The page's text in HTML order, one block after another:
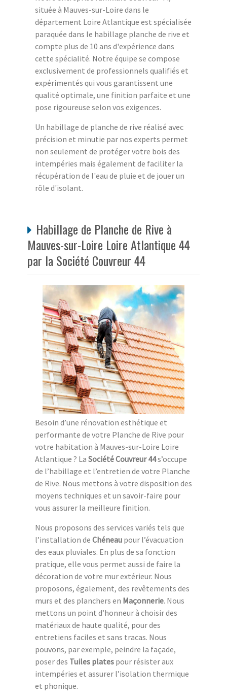
située à Mauves-sur-Loire dans le
département Loire Atlantique est spécialisée
paraquée dans le habillage planche de rive et
compte plus de 10 ans d'expérience dans
cette spécialité. Notre équipe se compose
exclusivement de professionnels qualifiés et
expérimentés qui vous garantissent une
qualité optimale, une finition parfaite et une
pose rigoureuse selon vos exigences.
Un habillage de planche de rive réalisé avec
précision et minutie par nos experts permet
non seulement de protéger votre bois des
intempéries mais également de faciliter la
récupération de l'eau de pluie et de jouer un
rôle d'isolant.
Habillage de Planche de Rive à
Mauves-sur-Loire Loire Atlantique 44
par la Société Couvreur 44
Besoin d’une rénovation esthétique et
performante de votre Planche de Rive pour
votre habitation à Mauves-sur-Loire Loire
Atlantique ? La Société Couvreur 44s’occupe
de l’habillage et l’entretien de votre Planche
de Rive. Nous mettons à votre disposition des
moyens techniques et un savoir-faire pour
vous assurer la meilleure finition.
Nous proposons des services variés tels que
l’installation de Chéneau pour l’évacuation
des eaux pluviales. En plus de sa fonction
pratique, elle vous permet aussi de faire la
décoration de votre mur extérieur. Nous
proposons, également, des revêtements des
murs et des planchers en Maçonnerie. Nous
mettons un point d’honneur à choisir des
matériaux de haute qualité, pour des
entretiens faciles et sans tracas. Nous
pouvons, par exemple, peindre la façade,
poser des Tuiles plates pour résister aux
intempéries et assurer l’isolation thermique
et phonique.